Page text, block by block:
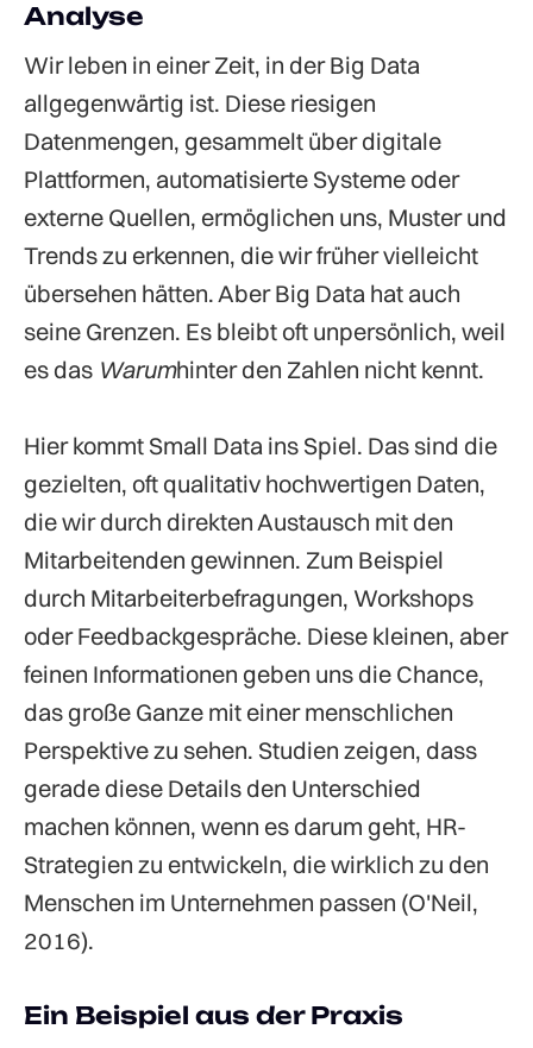
Analyse
Wir leben in einer Zeit, in der Big Data
allgegenwärtig ist. Diese riesigen
Datenmengen, gesammelt über digitale
Plattformen, automatisierte Systeme oder
externe Quellen, ermöglichen uns, Muster und
Trends zu erkennen, die wir früher vielleicht
übersehen hätten. Aber Big Data hat auch
seine Grenzen. Es bleibt oft unpersönlich, weil
es das Warumhinter den Zahlen nicht kennt.
Hier kommt Small Data ins Spiel. Das sind die
gezielten, oft qualitativ hochwertigen Daten,
die wir durch direkten Austausch mit den
Mitarbeitenden gewinnen. Zum Beispiel
durch Mitarbeiterbefragungen, Workshops
oder Feedbackgespräche. Diese kleinen, aber
feinen Informationen geben uns die Chance,
das große Ganze mit einer menschlichen
Perspektive zu sehen. Studien zeigen, dass
gerade diese Details den Unterschied
machen können, wenn es darum geht, HR-
Strategien zu entwickeln, die wirklich zu den
Menschen im Unternehmen passen (O'Neil,
2016).
Ein Beispiel aus der Praxis